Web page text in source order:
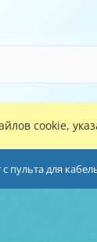
cookie,
пульта для